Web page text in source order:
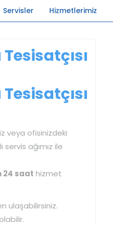
Servisler Hizmetlerimiz
veya ofisinizdeki
ağımız ile
24 saat hizmet
ulaşabilirsiniz.